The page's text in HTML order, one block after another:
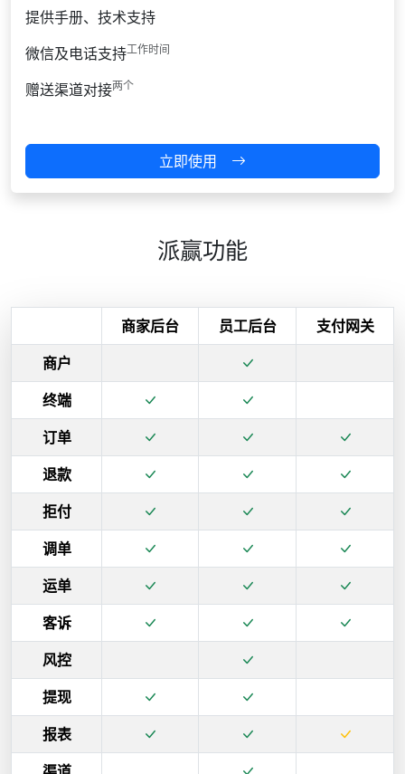
提供手册、技术支持
微信及电话支持工作时间
赠送渠道对接两个
立即使用
派赢功能
商家后台 员工后台
支付网关
商户
终端
订单
退款
拒付
调单
运单
客诉
风控
提现
报表